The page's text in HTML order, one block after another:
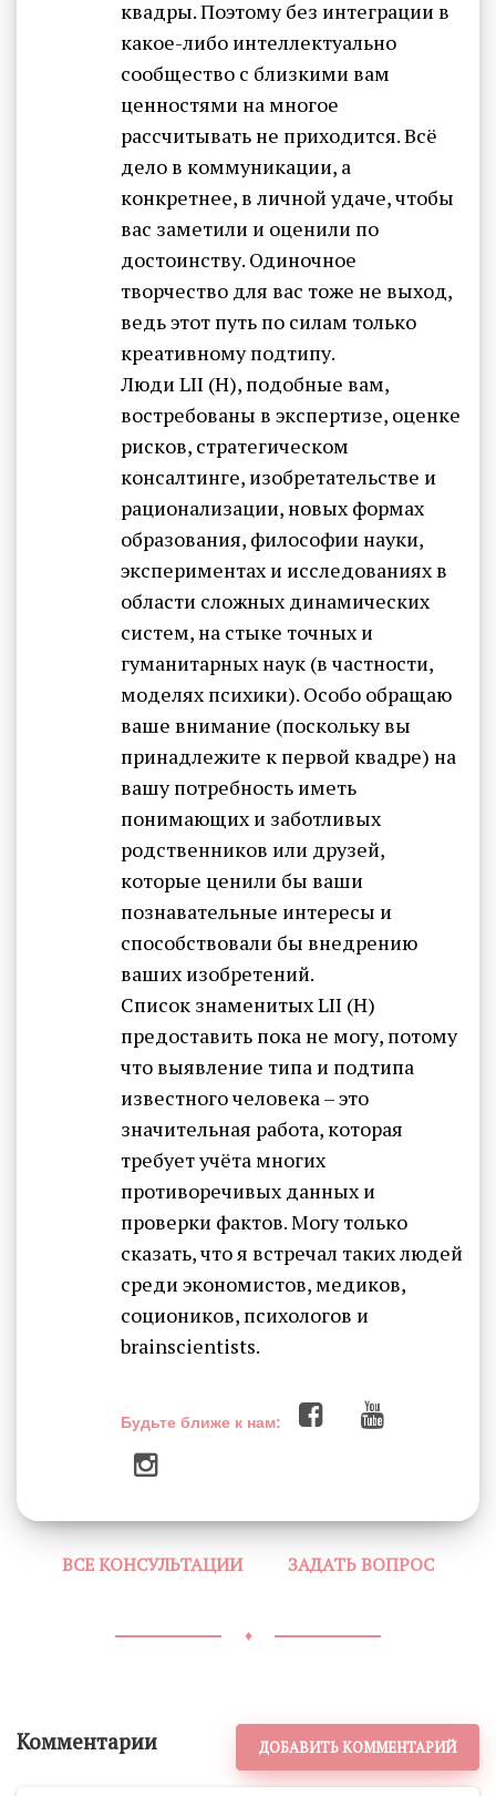
квадры. Поэтому без интеграции в
какое-либо интеллектуально
сообщество с близкими вам
ценностями на многое
рассчитывать не приходится. Всё
дело в коммуникации, а
конкретнее, в личной удаче, чтобы
вас заметили и оценили по
достоинству. Одиночное
творчество для вас тоже не выход,
ведь этот путь по силам только
креативному подтипу.
Люди LII (H), подобные вам,
востребованы в экспертизе, оценке
рисков, стратегическом
консалтинге, изобретательстве и
рационализации, новых формах
образования, философии науки,
экспериментах и исследованиях в
области сложных динамических
систем, на стыке точных и
гуманитарных наук (в частности,
моделях психики). Особо обращаю
ваше внимание (поскольку вы
принадлежите к первой квадре) на
вашу потребность иметь
понимающих и заботливых
родственников или друзей,
которые ценили бы ваши
познавательные интересы и
способствовали бы внедрению
ваших изобретений.
Список знаменитых LII (Н)
предоставить пока не могу, потому
что выявление типа и подтипа
известного человека – это
значительная работа, которая
требует учёта многих
противоречивых данных и
проверки фактов. Могу только
сказать, что я встречал таких людей
среди экономистов, медиков,
социоников, психологов и
brainscientists.
Будьте ближе к нам:
ВСЕ КОНСУЛЬТАЦИИ ЗАДАТЬ ВОПРОС
♦
Комментарии ДОБАВИТЬ КОММЕНТАРИЙ